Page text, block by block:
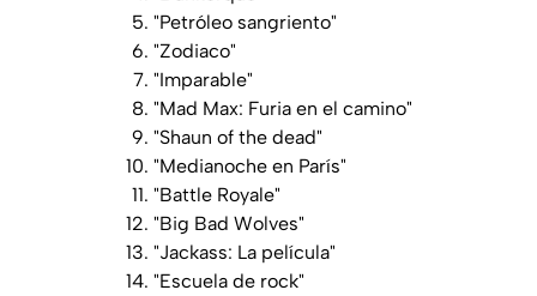
"Petróleo sangriento"
"Zodiaco"
"Imparable"
"Mad Max: Furia en el camino"
"Shaun of the dead"
"Medianoche en París"
"Battle Royale"
"Big Bad Wolves"
"Jackass: La película"
"Escuela de rock"